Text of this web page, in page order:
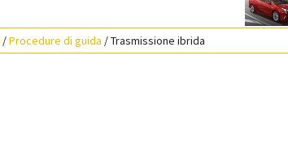
/Procedure di guida / Trasmissione ibrida